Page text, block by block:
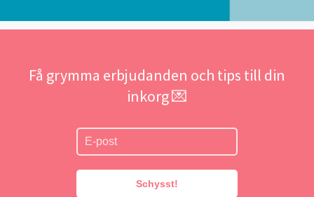
Få grymma erbjudanden och tips till din
inkorg 💌
Schysst!